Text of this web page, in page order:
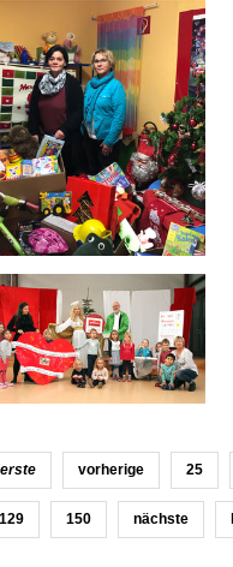
erste vorherige 25
129 150 nächste